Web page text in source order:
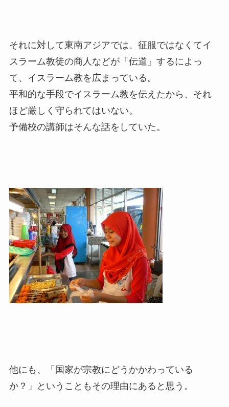
それに対して東南アジアでは、征服ではなくてイ
スラーム教徒の商人などが「伝道」するによっ
て、イスラーム教を広まっている。
平和的な手段でイスラーム教を伝えたから、それ
ほど厳しく守られてはいない。
予備校の講師はそんな話をしていた。
他にも、「国家が宗教にどうかかわっている
か？」ということもその理由にあると思う。